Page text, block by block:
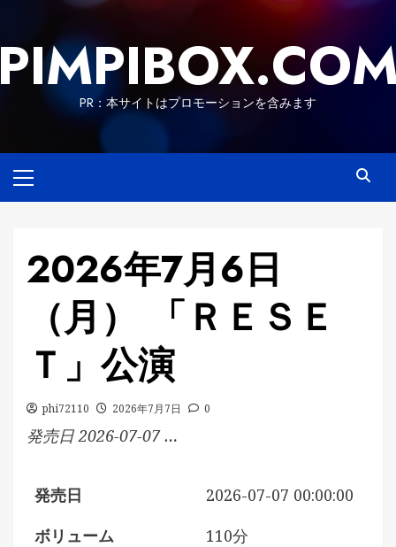
content
PR：本サイトはプロモーションを含みます
Menu
2026年7月6日
（月） 「ＲＥＳＥ
Ｔ」公演
phi72110 2026年7月7日 0
発売日 2026-07-07 …
発売日
2026-07-07 00:00:00
ボリューム
110分